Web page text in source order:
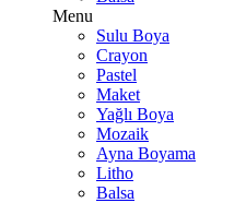
Menu
Sulu Boya
Crayon
Pastel
Maket
Yağlı Boya
Mozaik
Ayna Boyama
Litho
Balsa